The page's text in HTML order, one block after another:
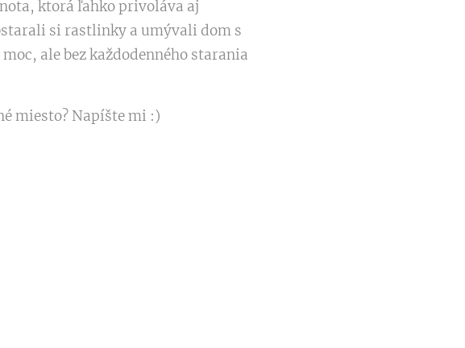
ktorá ľahko privoláva aj
si rastlinky a umývali dom s
ale bez každodenného starania
miesto? Napíšte mi :)